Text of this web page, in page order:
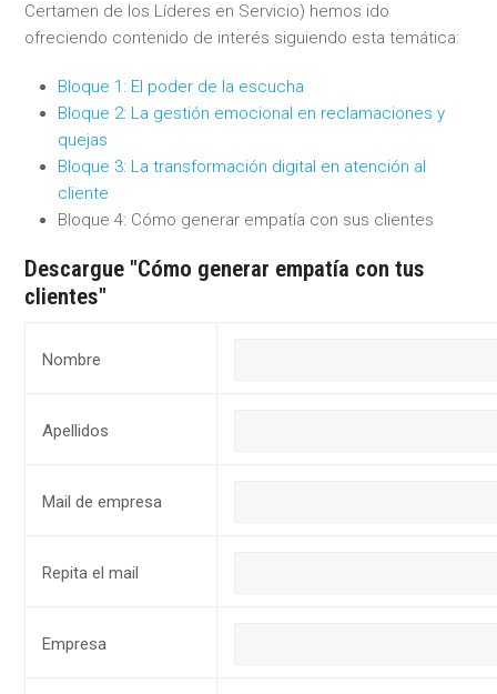
Certamen de los Líderes en Servicio) hemos ido
ofreciendo contenido de interés siguiendo esta temática:
Bloque 1: El poder de la escucha
Bloque 2: La gestión emocional en reclamaciones y
quejas
Bloque 3: La transformación digital en atención al
cliente
Bloque 4: Cómo generar empatía con sus clientes
Descargue "Cómo generar empatía con tus
clientes"
Nombre
Apellidos
Mail de empresa
Repita el mail
Empresa